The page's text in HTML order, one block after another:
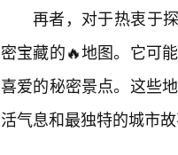
再者，对于热衷于
密宝藏的🔥地图。它可
喜爱的秘密景点。这些
活气息和最独特的城市故